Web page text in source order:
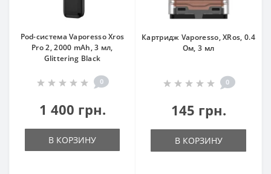
Pod-система Vaporesso Xros
Pro 2, 2000 mAh, 3 мл,
Glittering Black
0
1 400 грн.
В КОРЗИНУ
Картридж Vaporesso, XRos, 0.4
Ом, 3 мл
0
145 грн.
В КОРЗИНУ